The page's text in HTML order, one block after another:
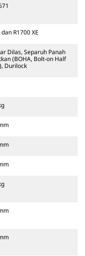
R1700 XE
Dilas, Separuh Panah
(BOHA, Bolt-on Half
Durilock